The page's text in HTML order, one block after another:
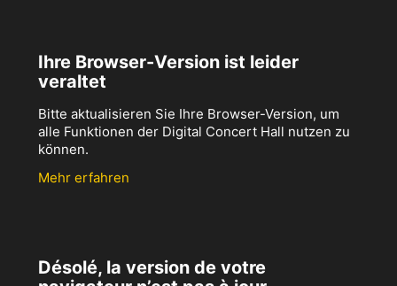
Ihre Browser-Version ist leider
veraltet
Bitte aktualisieren Sie Ihre Browser-Version, um
alle Funktionen der Digital Concert Hall nutzen zu
können.
Mehr erfahren
Désolé, la version de votre